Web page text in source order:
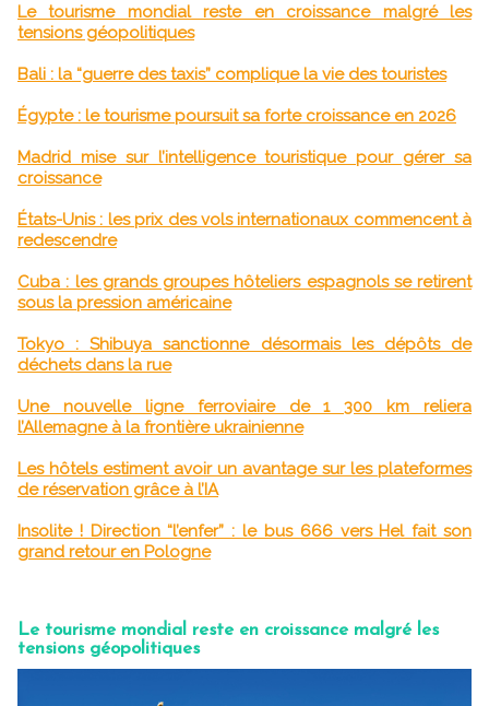
Le tourisme mondial reste en croissance malgré les
tensions géopolitiques
Bali : la “guerre des taxis” complique la vie des touristes
Égypte : le tourisme poursuit sa forte croissance en 2026
Madrid mise sur l’intelligence touristique pour gérer sa
croissance
États-Unis : les prix des vols internationaux commencent à
redescendre
Cuba : les grands groupes hôteliers espagnols se retirent
sous la pression américaine
Tokyo : Shibuya sanctionne désormais les dépôts de
déchets dans la rue
Une nouvelle ligne ferroviaire de 1 300 km reliera
l’Allemagne à la frontière ukrainienne
Les hôtels estiment avoir un avantage sur les plateformes
de réservation grâce à l’IA
Insolite ! Direction “l’enfer” : le bus 666 vers Hel fait son
grand retour en Pologne
Le tourisme mondial reste en croissance malgré les
tensions géopolitiques